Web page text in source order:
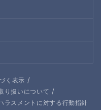
く表示 /
り扱いについて /
ラスメントに対する行動指針